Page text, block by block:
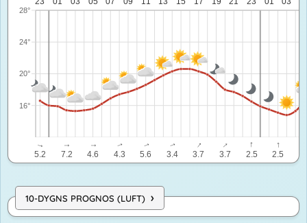
16°
20°
24°
28°
↓
5.2
↓
7.2
↓
4.6
↓
4.3
↓
5.6
↓
3.4
↓
3.7
↓
3.7
↓
2.5
↓
2.5
10-DYGNS PROGNOS (LUFT) ›